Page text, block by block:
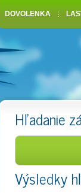
Hľadanie
Výsledky
DOVOLENKA